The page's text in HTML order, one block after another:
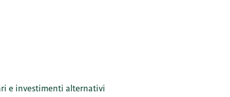
e investimenti alternativi